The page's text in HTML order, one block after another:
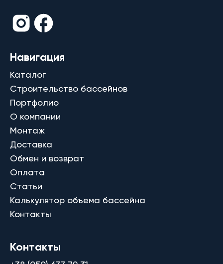
Навигация
Каталог
Строительство бассейнов
Портфолио
О компании
Монтаж
Доставка
Обмен и возврат
Оплата
Статьи
Калькулятор объема бассейна
Контакты
Контакты